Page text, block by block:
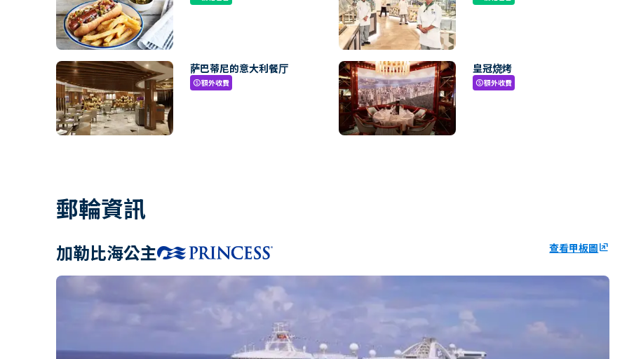
萨巴蒂尼的意大利餐厅
paid額外收費
皇冠烧烤
paid額外收費
郵輪資訊
加勒比海公主 查看甲板圖ungroup